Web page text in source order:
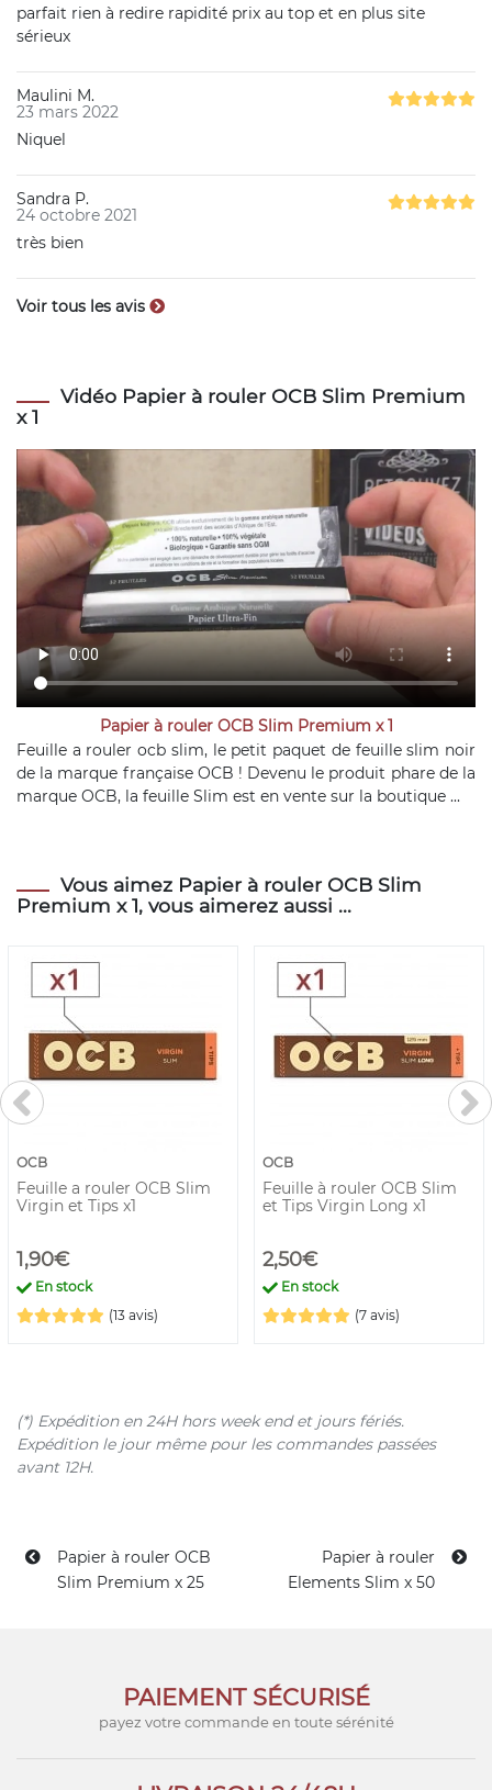
parfait rien à redire rapidité prix au top et en plus site
sérieux
Maulini M.
23 mars 2022
Niquel
Sandra P.
24 octobre 2021
très bien
Voir tous les avis
Vidéo Papier à rouler OCB Slim Premium
x 1
Papier à rouler OCB Slim Premium x 1
Feuille a rouler ocb slim, le petit paquet de feuille slim noir
de la marque française OCB ! Devenu le produit phare de la
marque OCB, la feuille Slim est en vente sur la boutique ...
Vous aimez Papier à rouler OCB Slim
Premium x 1, vous aimerez aussi ...
OCB
Feuille a rouler OCB Slim
Virgin et Tips x1
1,90€
En stock
(13 avis)
OCB
Feuille à rouler OCB Slim
et Tips Virgin Long x1
2,50€
En stock
(7 avis)
(*) Expédition en 24H hors week end et jours fériés.
Expédition le jour même pour les commandes passées
avant 12H.
Papier à rouler OCB
Slim Premium x 25
Papier à rouler
Elements Slim x 50
PAIEMENT SÉCURISÉ
payez votre commande en toute sérénité